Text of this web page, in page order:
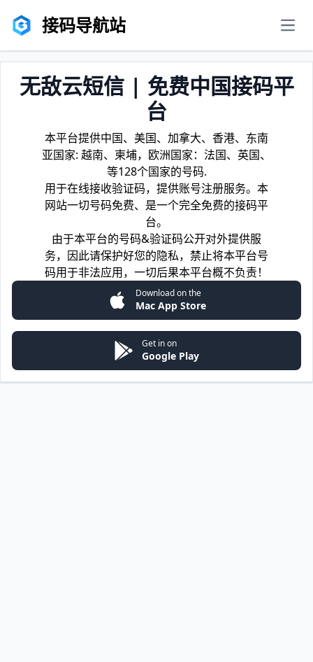
接码导航站
无敌云短信 | 免费中国接码平
台
本平台提供中国、美国、加拿大、香港、东南
亚国家: 越南、柬埔，欧洲国家：法国、英国、
等128个国家的号码.
用于在线接收验证码，提供账号注册服务。本
网站一切号码免费、是一个完全免费的接码平
台。
由于本平台的号码&验证码公开对外提供服
务，因此请保护好您的隐私，禁止将本平台号
码用于非法应用，一切后果本平台概不负责！
Download on the
Mac App Store
Get in on
Google Play